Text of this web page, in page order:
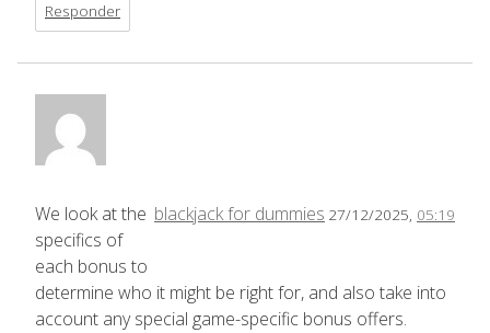
Responder
blackjack for dummies 27/12/2025, 05:19
We look at the
specifics of
each bonus to
determine who it might be right for, and also take into
account any special game-specific bonus offers.